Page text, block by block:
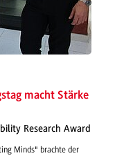
macht Stärke
Research Award
Minds" brachte der